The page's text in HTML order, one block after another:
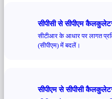
सीपीसी से सीपीएम
सीटीआर के आधार पर लागत
(सीपीएम) में बदलें।
सीपीएम से सीपीसी